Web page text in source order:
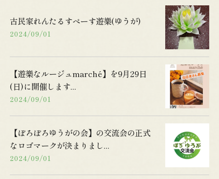
古民家れんたるすぺーす遊樂(ゆうが)
2024/09/01
【遊樂なルージュmarché】を9月29日
(日)に開催します...
2024/09/01
【ぽろぽろゆうがの会】の交流会の正式
なロゴマークが決まりまし...
2024/09/01